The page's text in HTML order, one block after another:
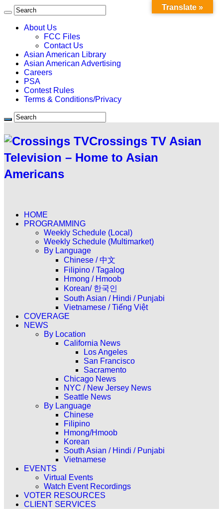
About Us
FCC Files
Contact Us
Asian American Library
Asian American Advertising
Careers
PSA
Contest Rules
Terms & Conditions/Privacy
Crossings TV Asian
Television – Home to Asian
Americans
HOME
PROGRAMMING
Weekly Schedule (Local)
Weekly Schedule (Multimarket)
By Language
Chinese / 中文
Filipino / Tagalog
Hmong / Hmoob
Korean/ 한국인
South Asian / Hindi / Punjabi
Vietnamese / Tiếng Việt
COVERAGE
NEWS
By Location
California News
Los Angeles
San Francisco
Sacramento
Chicago News
NYC / New Jersey News
Seattle News
By Language
Chinese
Filipino
Hmong/Hmoob
Korean
South Asian / Hindi / Punjabi
Vietnamese
EVENTS
Virtual Events
Watch Event Recordings
VOTER RESOURCES
CLIENT SERVICES
Translate »